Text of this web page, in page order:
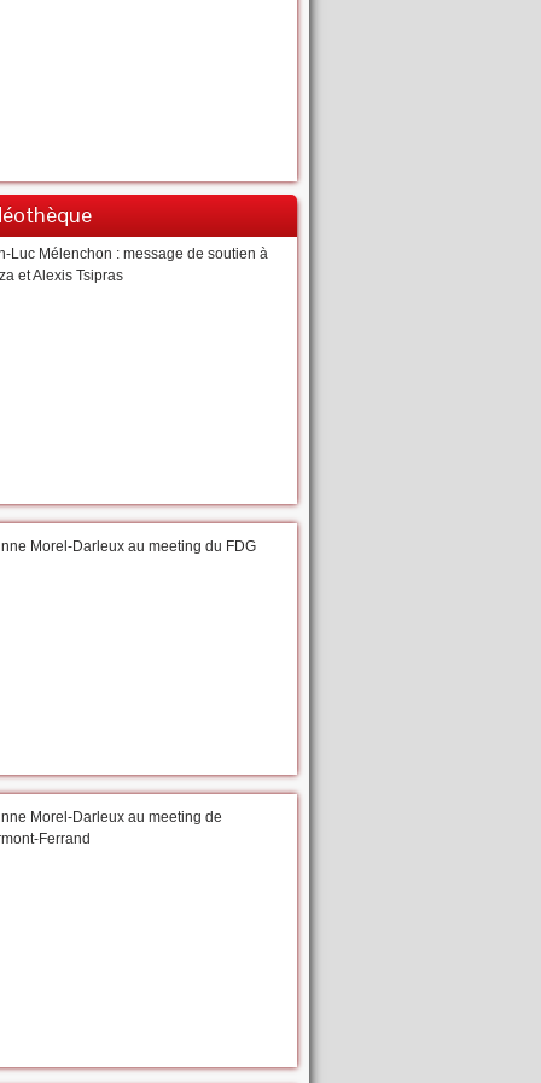
Luc Mélenchon : message de soutien à
et Alexis Tsipras
Morel-Darleux au meeting du FDG
Morel-Darleux au meeting de
Ferrand